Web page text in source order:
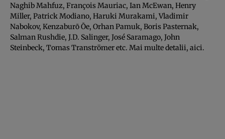
Naghib Mahfuz, François Mauriac, Ian McEwan, Henry
Miller, Patrick Modiano, Haruki Murakami, Vladimir
Nabokov, Kenzaburō Ōe, Orhan Pamuk, Boris Pasternak,
Salman Rushdie, J.D. Salinger, José Saramago, John
Steinbeck, Tomas Tranströmer etc. Mai multe detalii, aici.